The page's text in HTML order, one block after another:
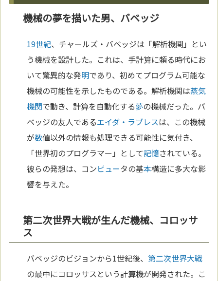
機械の夢を描いた男、バベッジ
19世紀、チャールズ・バベッジは「解析機関」とい
う機械を設計した。これは、手計算に頼る時代にお
いて驚異的な発明であり、初めてプログラム可能な
機械の可能性を示したものである。解析機関は蒸気
機関で動き、計算を自動化する夢の機械だった。バ
ベッジの友人であるエイダ・ラブレスは、この機械
が数値以外の情報も処理できる可能性に気付き、
「世界初のプログラマー」として記憶されている。
彼らの発想は、コンピュータの基本構造に多大な影
響を与えた。
第二次世界大戦が生んだ機械、コロッサ
ス
バベッジのビジョンから1世紀後、第二次世界大戦
の最中にコロッサスという計算機が開発された。こ